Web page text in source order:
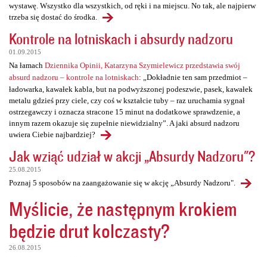
wystawę. Wszystko dla wszystkich, od ręki i na miejscu. No tak, ale najpierw
trzeba się dostać do środka.
Kontrole na lotniskach i absurdy nadzoru
01.09.2015
Na łamach Dziennika Opinii, Katarzyna Szymielewicz przedstawia swój
absurd nadzoru – kontrole na lotniskach: „Dokładnie ten sam przedmiot –
ładowarka, kawałek kabla, but na podwyższonej podeszwie, pasek, kawałek
metalu gdzieś przy ciele, czy coś w kształcie tuby – raz uruchamia sygnał
ostrzegawczy i oznacza stracone 15 minut na dodatkowe sprawdzenie, a
innym razem okazuje się zupełnie niewidzialny”. A jaki absurd nadzoru
uwiera Ciebie najbardziej?
Jak wziąć udział w akcji „Absurdy Nadzoru"?
25.08.2015
Poznaj 5 sposobów na zaangażowanie się w akcję „Absurdy Nadzoru".
Myślicie, że następnym krokiem
będzie drut kolczasty?
26.08.2015